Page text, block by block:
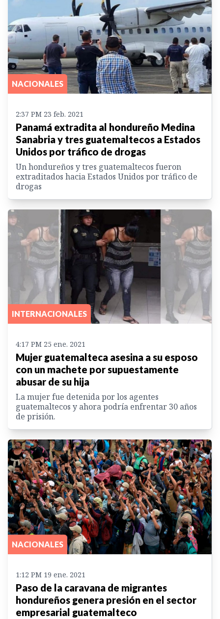
NACIONALES
2:37 PM 23 feb. 2021
Panamá extradita al hondureño Medina
Sanabria y tres guatemaltecos a Estados
Unidos por tráfico de drogas
Un hondureños y tres guatemaltecos fueron
extraditados hacia Estados Unidos por tráfico de
drogas
INTERNACIONALES
4:17 PM 25 ene. 2021
Mujer guatemalteca asesina a su esposo
con un machete por supuestamente
abusar de su hija
La mujer fue detenida por los agentes
guatemaltecos y ahora podría enfrentar 30 años
de prisión.
NACIONALES
1:12 PM 19 ene. 2021
Paso de la caravana de migrantes
hondureños genera presión en el sector
empresarial guatemalteco